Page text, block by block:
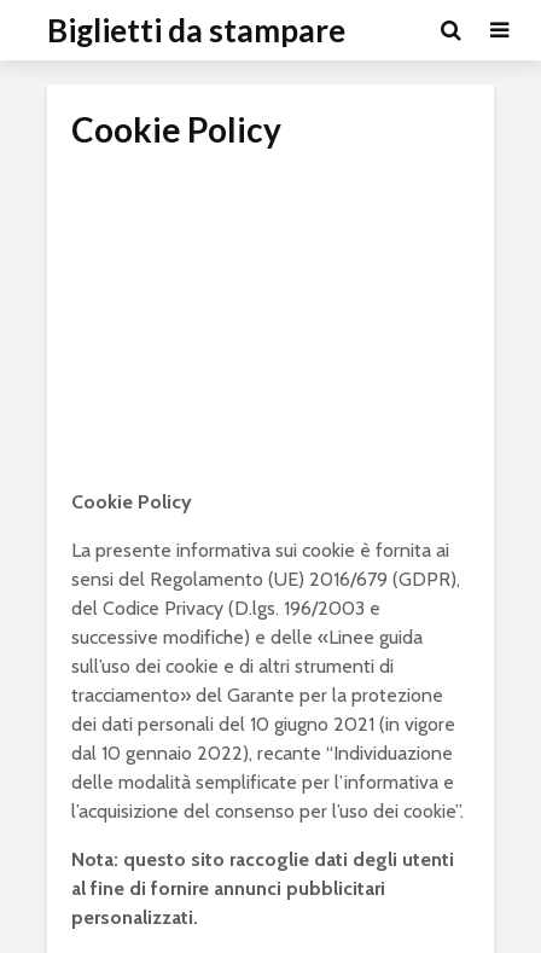
Biglietti da stampare
Cookie Policy
Cookie Policy
La presente informativa sui cookie è fornita ai
sensi del Regolamento (UE) 2016/679 (GDPR),
del Codice Privacy (D.lgs. 196/2003 e
successive modifiche) e delle «Linee guida
sull’uso dei cookie e di altri strumenti di
tracciamento» del Garante per la protezione
dei dati personali del 10 giugno 2021 (in vigore
dal 10 gennaio 2022), recante “Individuazione
delle modalità semplificate per l’informativa e
l’acquisizione del consenso per l’uso dei cookie”.
Nota: questo sito raccoglie dati degli utenti
al fine di fornire annunci pubblicitari
personalizzati.